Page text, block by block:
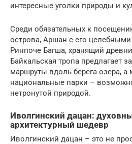
интересные уголки природы и
Среди обязательных к
острова, Аршан с его
Ринпоче Багша, хранящий
Байкальская тропа предлагает
маршруты вдоль берега озера,
национальные парки –
нетронутой природой.
Иволгинский дацан:
архитектурный шедевр
Иволгинский дацан – это не